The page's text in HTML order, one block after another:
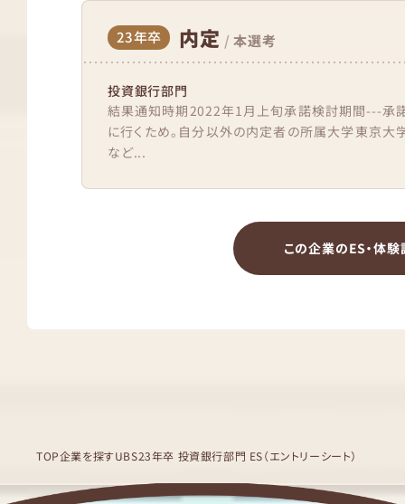
23年卒 内定 / 本選考
投資銀行部門
結果通知時期2022年1月上旬承諾検討期間---承
に行くため。自分以外の内定者の所属大学東京大
など...
この企業のES・体験
TOP企業を探すUBS23年卒 投資銀行部門 ES（エントリーシート）